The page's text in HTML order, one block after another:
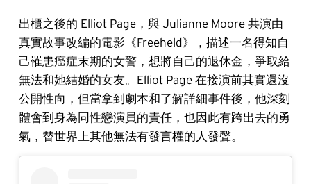
出櫃之後的 Elliot Page，與 Julianne Moore 共演由
真實故事改編的電影《Freeheld》，描述一名得知自
己罹患癌症末期的女警，想將自己的退休金，爭取給
無法和她結婚的女友。Elliot Page 在接演前其實還沒
公開性向，但當拿到劇本和了解詳細事件後，他深刻
體會到身為同性戀演員的責任，也因此有跨出去的勇
氣，替世界上其他無法有發言權的人發聲。